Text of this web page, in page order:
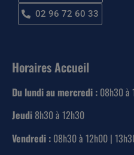
02 96 72 60 33
Horaires Accueil
Du lundi au mercredi : 08h30 à
Jeudi 8h30 à 12h30
Vendredi : 08h30 à 12h00 |